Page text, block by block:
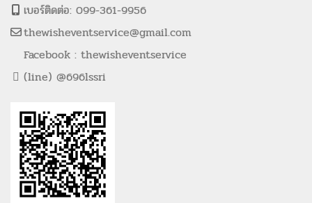
เบอร์ติดต่อ: 099-361-9956
thewisheventservice@gmail.com
Facebook : thewisheventservice
(line) @696lssri